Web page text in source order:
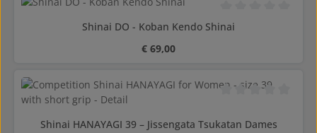
Gemiddelde
Shinai DO - Koban Kendo Shinai
Normale prijs:
€ 69,00
Shinai HANAYAGI 39 – Jissengata Tsukatan Dames